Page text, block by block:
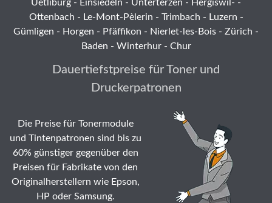
Uetliburg - Einsiedeln - Unterterzen - Hergiswil- -
Ottenbach - Le-Mont-Pèlerin - Trimbach - Luzern -
Gümligen - Horgen - Pfäffikon - Nierlet-les-Bois - Zürich -
Baden - Winterhur - Chur
Dauertiefstpreise für Toner und
Druckerpatronen
Die Preise für Tonermodule
und Tintenpatronen sind bis zu
60% günstiger gegenüber den
Preisen für Fabrikate von den
Originalherstellern wie Epson,
HP oder Samsung.